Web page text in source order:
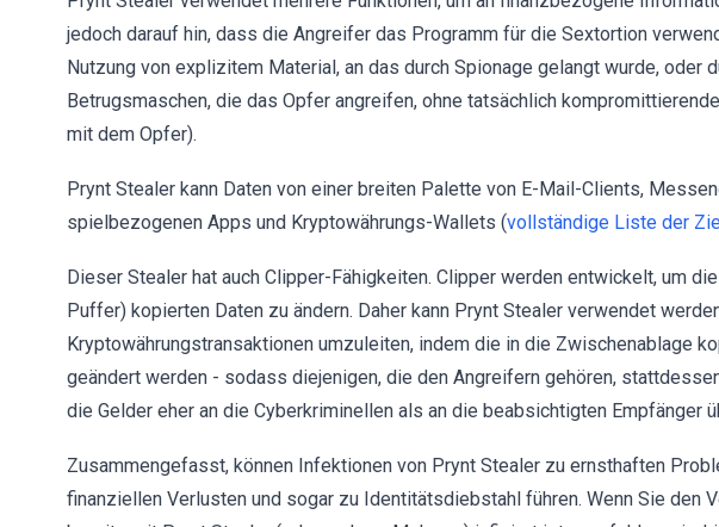
jedoch darauf hin, dass die Angreifer das Programm für die Sextortion
Nutzung von explizitem Material, an das durch Spionage gelangt wurde, oder
Betrugsmaschen, die das Opfer angreifen, ohne tatsächlich
mit dem Opfer).
Prynt Stealer kann Daten von einer breiten Palette von E-Mail-Clients,
spielbezogenen Apps und Kryptowährungs-Wallets (vollständige Liste der
Dieser Stealer hat auch Clipper-Fähigkeiten. Clipper werden entwickelt, um
Puffer) kopierten Daten zu ändern. Daher kann Prynt Stealer verwendet
Kryptowährungstransaktionen umzuleiten, indem die in die Zwischenablage
geändert werden - sodass diejenigen, die den Angreifern gehören,
die Gelder eher an die Cyberkriminellen als an die beabsichtigten Empfänger
Zusammengefasst, können Infektionen von Prynt Stealer zu ernsthaften
finanziellen Verlusten und sogar zu Identitätsdiebstahl führen. Wenn Sie den